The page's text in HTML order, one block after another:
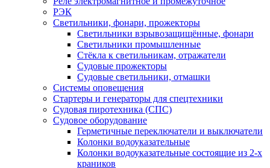
РЭК
Светильники, фонари, прожекторы
Светильники взрывозащищённые, фонари
Светильники промышленные
Стёкла к светильникам, отражатели
Судовые прожекторы
Судовые светильники, отмашки
Системы оповещения
Стартеры и генераторы для спецтехники
Судовая пиротехника (СПС)
Судовое оборудование
Герметичные переключатели и выключатели
Колонки водоуказательные
Колонки водоуказательные состоящие из 2-х
краников